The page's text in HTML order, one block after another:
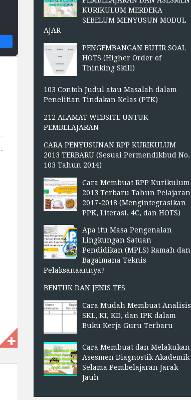
KURIKULUM MERDEKA
SEBELUM MENYUSUN MODUL
AJAR
PENGEMBANGAN BUTIR SOAL
HOTS (Higher Order of
Thinking Skill)
103 Contoh Judul atau Masalah dalam
Penelitian Tindakan Kelas (PTK)
212 ALAMAT WEBSITE UNTUK
PEMBELAJARAN
CARA PENYUSUNAN RPP KURIKULUM
2013 TERBARU (Sesuai Permendikbud No.
103 Tahun 2014)
Cara Membuat RPP Kurikulum
2013 Terbaru Tahun Pelajaran
2017-2018 (Mengintegrasikan
PPK, Literasi, 4C, dan HOTS)
Apa itu Masa Pengenalan
Lingkungan Satuan
Pendidikan (MPLS) Ramah dan
Bagaimana Teknis
Pelaksanaannya?
BENTUK DAN JENIS TES
Cara Mudah Membuat Analisis
SKL, KI, KD, dan IPK dalam
Buku Kerja Guru Terbaru
Cara Membuat dan Melakukan
Asesmen Diagnostik Akademik
Selama Pembelajaran Jarak
Jauh